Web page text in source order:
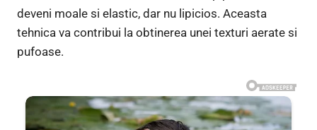
deveni moale si elastic, dar nu lipicios. Aceasta
tehnica va contribui la obtinerea unei texturi aerate si
pufoase.